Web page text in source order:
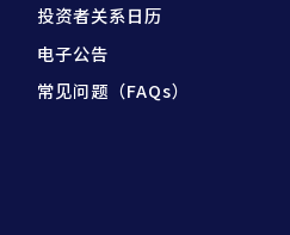
投资者关系日历
电子公告
常见问题（FAQs）